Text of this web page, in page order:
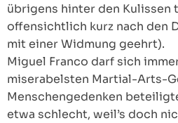
übrigens hinter den Kulissen
offensichtlich kurz nach den
mit einer Widmung geehrt).
Miguel Franco darf sich
miserabelsten Martial-Arts-
Menschengedenken
etwa schlecht, weil’s doch